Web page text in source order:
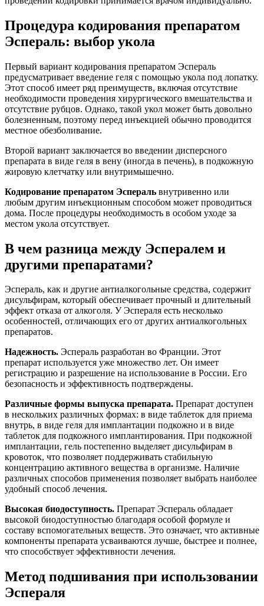
Процедура кодирования препаратом
Эспераль: выбор укола
Первый вариант кодирования препаратом Эспераль
предусматривает введение геля с помощью укола под лопатку.
Этот способ имеет ряд преимуществ, включая отсутствие
необходимости проведения хирургического вмешательства и
отсутствие рубцов. Однако, такой укол может быть довольно
болезненным, поэтому перед инъекцией обычно проводится
местное обезболивание.
Второй вариант заключается во введении дисперсного
препарата в виде геля в вену (иногда в печень), в подкожную
жировую клетчатку или внутримышечно.
Кодирование препаратом Эспераль внутривенно или
любым другим инъекционным способом может проводиться
дома. После процедуры необходимость в особом уходе за
местом укола отсутствует.
В чем разница между Эспералем и
другими препаратами?
Эспераль, как и другие антиалкогольные средства, содержит
дисульфирам, который обеспечивает прочный и длительный
эффект отказа от алкоголя. У Эспераля есть несколько
особенностей, отличающих его от других антиалкогольных
препаратов.
Надежность. Эспераль разработан во Франции. Этот
препарат используется уже множество лет. Он имеет
регистрацию и разрешение на использование в России. Его
безопасность и эффективность подтверждены.
Различные формы выпуска препарата. Препарат доступен
в нескольких различных формах: в виде таблеток для приема
внутрь, в виде геля для имплантации подкожно и в виде
таблеток для подкожного имплантирования. При подкожной
имплантации, гель постепенно выделяет дисульфирам в
кровоток, что позволяет поддерживать стабильную
концентрацию активного вещества в организме. Наличие
различных способов применения позволяет выбрать наиболее
удобный способ лечения.
Высокая биодоступность. Препарат Эспераль обладает
высокой биодоступностью благодаря особой формуле и
составу вспомогательных веществ. Это означает, что активные
компоненты препарата усваиваются лучше, быстрее и полнее,
что способствует эффективности лечения.
Метод подшивания при использовании
Эспераля